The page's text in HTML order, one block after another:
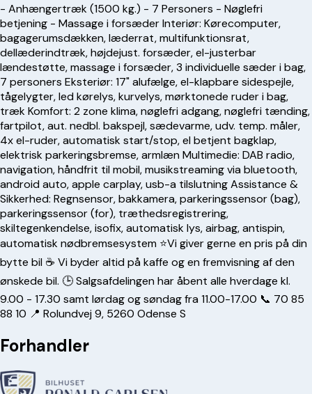
- Anhængertræk (1500 kg.) - 7 Personers - Nøglefri
betjening - Massage i forsæder Interiør: Kørecomputer,
bagagerumsdækken, læderrat, multifunktionsrat,
dellæderindtræk, højdejust. forsæder, el-justerbar
lændestøtte, massage i forsæder, 3 individuelle sæder i bag,
7 personers Eksteriør: 17" alufælge, el-klapbare sidespejle,
tågelygter, led kørelys, kurvelys, mørktonede ruder i bag,
træk Komfort: 2 zone klima, nøglefri adgang, nøglefri tænding,
fartpilot, aut. nedbl. bakspejl, sædevarme, udv. temp. måler,
4x el-ruder, automatisk start/stop, el betjent bagklap,
elektrisk parkeringsbremse, armlæn Multimedie: DAB radio,
navigation, håndfrit til mobil, musikstreaming via bluetooth,
android auto, apple carplay, usb-a tilslutning Assistance &
Sikkerhed: Regnsensor, bakkamera, parkeringssensor (bag),
parkeringssensor (for), træthedsregistrering,
skiltegenkendelse, isofix, automatisk lys, airbag, antispin,
automatisk nødbremsesystem ⭐️Vi giver gerne en pris på din
bytte bil ☕️ Vi byder altid på kaffe og en fremvisning af den
ønskede bil. 🕒 Salgsafdelingen har åbent alle hverdage kl.
9.00 - 17.30 samt lørdag og søndag fra 11.00-17.00 📞 70 85
88 10 📍 Rolundvej 9, 5260 Odense S
Forhandler